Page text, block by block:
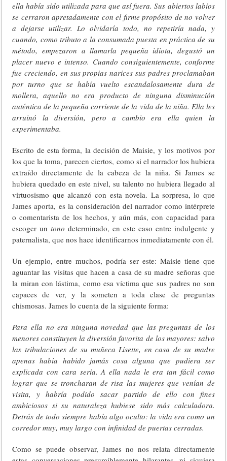
ella había sido utilizada para que así fuera. Sus abiertos labios
se cerraron apretadamente con el firme propósito de no volver
a dejarse utilizar. Lo olvidaría todo, no repetiría nada, y
cuando, como tributo a la consumada puesta en práctica de su
método, empezaron a llamarla pequeña idiota, degustó un
placer nuevo e intenso. Cuando consiguientemente, conforme
fue creciendo, en sus propias narices sus padres proclamaban
por turno que se había vuelto escandalosamente dura de
mollera, aquello no era producto de ninguna disminución
auténtica de la pequeña corriente de la vida de la niña. Ella les
arruinó la diversión, pero a cambio era ella quien la
experimentaba.
Escrito de esta forma, la decisión de Maisie, y los motivos por
los que la toma, parecen ciertos, como si el narrador los hubiera
extraído directamente de la cabeza de la niña. Si James se
hubiera quedado en este nivel, su talento no hubiera llegado al
virtuosismo que alcanzó con esta novela. La sorpresa, lo que
James aporta, es la consideración del narrador como intérprete
o comentarista de los hechos, y aún más, con capacidad para
escoger untonodeterminado, en este caso entre indulgente y
paternalista, que nos hace identificarnos inmediatamente con él.
Un ejemplo, entre muchos, podría ser este: Maisie tiene que
aguantar las visitas que hacen a casa de su madre señoras que
la miran con lástima, como esa víctima que sus padres no son
capaces de ver, y la someten a toda clase de preguntas
chismosas. James lo cuenta de la siguiente forma:
Para ella no era ninguna novedad que las preguntas de los
menores constituyen la diversión favorita de los mayores: salvo
las tribulaciones de su muñeca Lisette, en casa de su madre
apenas había habido jamás cosa alguna que pudiera ser
explicada con cara seria. A ella nada le era tan fácil como
lograr que se troncharan de risa las mujeres que venían de
visita, y habría podido sacar partido de ello con fines
ambiciosos si su naturaleza hubiese sido más calculadora.
Detrás de todo siempre había algo oculto: la vida era como un
corredor muy, muy largo con infinidad de puertas cerradas.
Como se puede observar, James no nos relata directamente